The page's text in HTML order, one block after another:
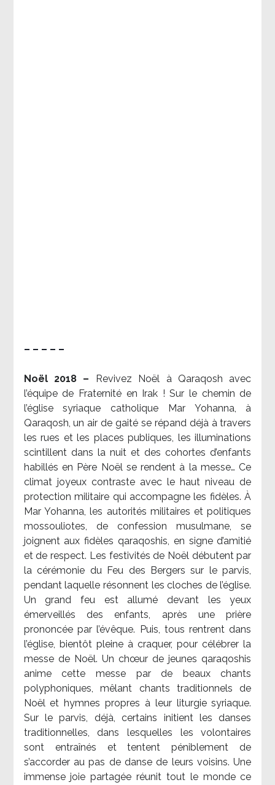
– – – – –
Noël 2018 –
Revivez Noël à Qaraqosh avec
l’équipe de Fraternité en Irak ! Sur le chemin de
l’église syriaque catholique Mar Yohanna, à
Qaraqosh, un air de gaité se répand déjà à travers
les rues et les places publiques, les illuminations
scintillent dans la nuit et des cohortes d’enfants
habillés en Père Noël se rendent à la messe… Ce
climat joyeux contraste avec le haut niveau de
protection militaire qui accompagne les fidèles. À
Mar Yohanna, les autorités militaires et politiques
mossouliotes, de confession musulmane, se
joignent aux fidèles qaraqoshis, en signe d’amitié
et de respect. Les festivités de Noël débutent par
la cérémonie du Feu des Bergers sur le parvis,
pendant laquelle résonnent les cloches de l’église.
Un grand feu est allumé devant les yeux
émerveillés des enfants, après une prière
prononcée par l’évêque. Puis, tous rentrent dans
l’église, bientôt pleine à craquer, pour célébrer la
messe de Noël. Un chœur de jeunes qaraqoshis
anime cette messe par de beaux chants
polyphoniques, mêlant chants traditionnels de
Noël et hymnes propres à leur liturgie syriaque.
Sur le parvis, déjà, certains initient les danses
traditionnelles, dans lesquelles les volontaires
sont entraînés et tentent péniblement de
s’accorder au pas de danse de leurs voisins. Une
immense joie partagée réunit tout le monde ce